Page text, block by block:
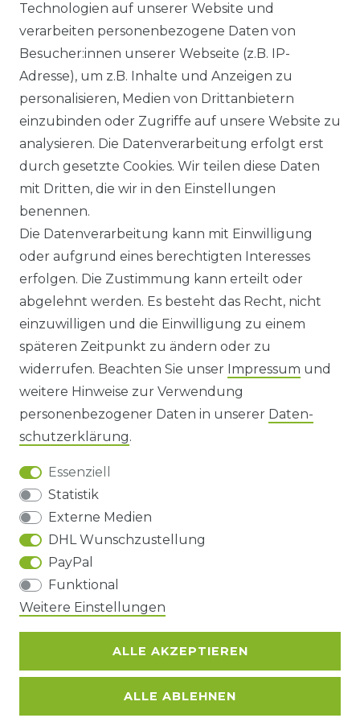
VERSANDARTEN & -KOSTEN
GEWERBETREIBENDE?
HILFE
KONTAKT
ANFAHRT
WIDERRUFS­FORMULAR
HINWEISE ZUR BATTERIEENTSORGUNG
IMPRESSUM
AGB UND KUNDENINFORMATIONEN
DATENSCHUTZERKLÄRUNG
BARRIEREFREIHEIT
Impressum Daten­schutz­erklärung
Barrierefreiheitserklärung
VERTRAG WIDERRUFEN Kontakt
Technologien auf unserer Website und
verarbeiten personenbezogene Daten von
Besucher:innen unserer Webseite (z.B. IP-
Adresse), um z.B. Inhalte und Anzeigen zu
personalisieren, Medien von Drittanbietern
einzubinden oder Zugriffe auf unsere Website zu
analysieren. Die Datenverarbeitung erfolgt erst
durch gesetzte Cookies. Wir teilen diese Daten
mit Dritten, die wir in den Einstellungen
benennen.
Die Datenverarbeitung kann mit Einwilligung
oder aufgrund eines berechtigten Interesses
erfolgen. Die Zustimmung kann erteilt oder
abgelehnt werden. Es besteht das Recht, nicht
einzuwilligen und die Einwilligung zu einem
späteren Zeitpunkt zu ändern oder zu
widerrufen. Beachten Sie unser Impressum und
weitere Hinweise zur Verwendung
personenbezogener Daten in unserer Daten­
schutz­erklärung.
Essenziell
Statistik
Externe Medien
DHL Wunschzustellung
PayPal
Funktional
Weitere Einstellungen
ALLE AKZEPTIEREN
ALLE ABLEHNEN